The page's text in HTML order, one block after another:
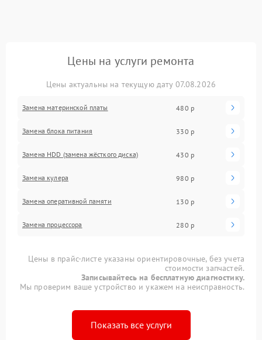
Цены на услуги ремонта
Цены актуальны на текущую дату 07.08.2026
Замена материнской платы 480 р
Замена блока питания 330 р
Замена HDD (замена жёсткого диска) 430 р
Замена кулера 980 р
Замена оперативной памяти 130 р
Замена процессора 280 р
Цены в прайс-листе указаны ориентировочные, без учета
стоимости запчастей.
Записывайтесь на бесплатную диагностику.
Мы проверим ваше устройство и укажем на неисправность.
Показать все услуги